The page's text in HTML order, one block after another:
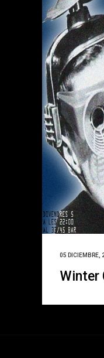
05 DICIEMBRE,
Winter